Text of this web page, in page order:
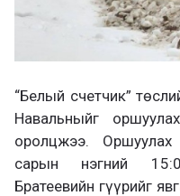
“Белый счетчик”
Навальныйг
оролцжээ. Оршуулах
сарын нэгний
Братеевийн гүүрийг